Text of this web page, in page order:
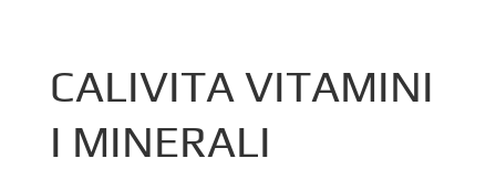
CALIVITA VITAMINI
I MINERALI